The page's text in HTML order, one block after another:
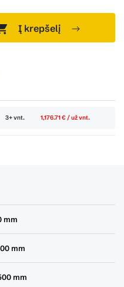
Į krepšelį
metinė palūkanų
3+ vnt. 1,176.71 € / už vnt.
mm
mm
mm